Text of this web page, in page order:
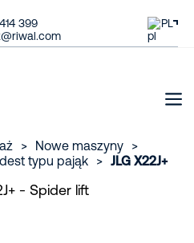
399
PL
> Nowe maszyny
>
typu pająk > JLG X22J+